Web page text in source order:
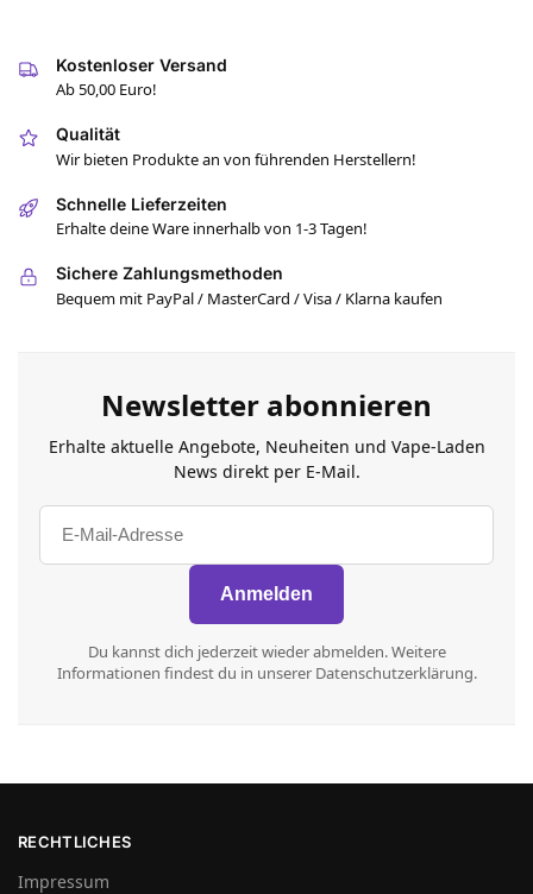
Kostenloser Versand
Ab 50,00 Euro!
Qualität
Wir bieten Produkte an von führenden Herstellern!
Schnelle Lieferzeiten
Erhalte deine Ware innerhalb von 1-3 Tagen!
Sichere Zahlungsmethoden
Bequem mit PayPal / MasterCard / Visa / Klarna kaufen
Newsletter abonnieren
Erhalte aktuelle Angebote, Neuheiten und Vape-Laden
News direkt per E-Mail.
Du kannst dich jederzeit wieder abmelden. Weitere
Informationen findest du in unserer Datenschutzerklärung.
RECHTLICHES
Impressum